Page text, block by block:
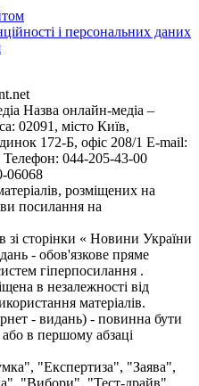
і персональних даних
Назва онлайн-медіа –
02091, місто Київ,
172-Б, офіс 208/1 E-mail:
Телефон: 044-205-43-00
06068
розміщених на
посилання на
зі сторінки « Новини України
- обов'язкове пряме
гіперпосилання .
в незалежності від
матеріалів.
- видань) - повинна бути
в першому абзаці
"Експертиза", "Заява",
"Вибори", "Тест-драйв",